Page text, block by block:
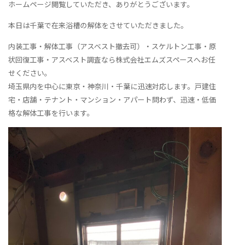
ホームページ閲覧していただき、ありがとうございます。
本日は千葉で在来浴槽の解体をさせていただきました。
内装工事・解体工事（アスベスト撤去可）・スケルトン工事・原
状回復工事・アスベスト調査なら株式会社エムズスペースへお任
せください。
埼玉県内を中心に東京・神奈川・千葉に迅速対応します。戸建住
宅・店舗・テナント・マンション・アパート問わず、迅速・低価
格な解体工事を行います。